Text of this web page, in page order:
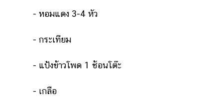
- หอมแดง 3-4 หัว
- กระเทียม
- แป้งข้าวโพด 1 ช้อนโต๊ะ
- เกลือ